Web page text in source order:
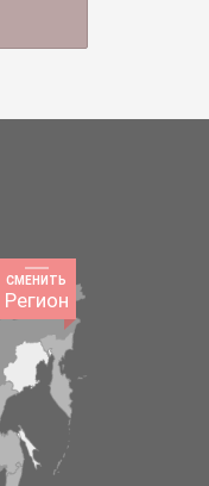
СМЕНИТЬ
Регион